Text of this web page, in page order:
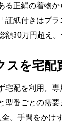
る正絹の着物
証紙付きはプ
額30万円超え
スを宅配
宅配を利用。
型番ごとの需
。手間をかけ